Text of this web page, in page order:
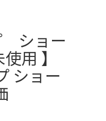
ショー
用 】
ショー